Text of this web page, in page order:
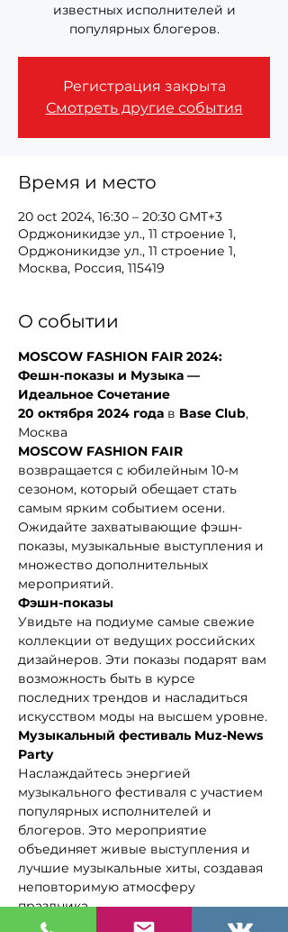
известных исполнителей и
популярных блогеров.
Регистрация закрыта
Смотреть другие события
Время и место
20 oct 2024, 16:30 – 20:30 GMT+3
Орджоникидзе ул., 11 строение 1,
Орджоникидзе ул., 11 строение 1,
Москва, Россия, 115419
О событии
MOSCOW FASHION FAIR 2024:
Фешн-показы и Музыка —
Идеальное Сочетание
20 октября 2024 года в Base Club,
Москва
MOSCOW FASHION FAIR
возвращается с юбилейным 10-м
сезоном, который обещает стать
самым ярким событием осени.
Ожидайте захватывающие фэшн-
показы, музыкальные выступления и
множество дополнительных
мероприятий.
Фэшн-показы
Увидьте на подиуме самые свежие
коллекции от ведущих российских
дизайнеров. Эти показы подарят вам
возможность быть в курсе
последних трендов и насладиться
искусством моды на высшем уровне.
Музыкальный фестиваль Muz-News
Party
Наслаждайтесь энергией
музыкального фестиваля с участием
популярных исполнителей и
блогеров. Это мероприятие
объединяет живые выступления и
лучшие музыкальные хиты, создавая
неповторимую атмосферу
праздника.
Дополнительные мероприятия